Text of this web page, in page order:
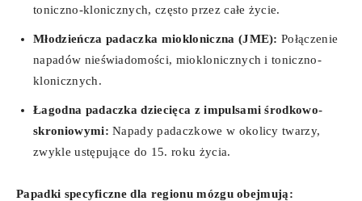
toniczno-klonicznych, często przez całe życie.
Młodzieńcza padaczka miokloniczna (JME): Połączenie
napadów nieświadomości, mioklonicznych i toniczno-
klonicznych.
Łagodna padaczka dziecięca z impulsami środkowo-
skroniowymi: Napady padaczkowe w okolicy twarzy,
zwykle ustępujące do 15. roku życia.
Papadki specyficzne dla regionu mózgu obejmują: